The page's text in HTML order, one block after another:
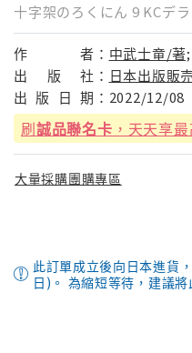
十字架のろくにん 9 KCデ
作 者： 中武士竜/著;
出
版 社： 日本出版販
出 版 日 期： 2022/12/08
刷誠品聯名卡 ，天天享
大量採購團購專區
此訂單成立後向日本進貨
日)。 為縮短等待，建議